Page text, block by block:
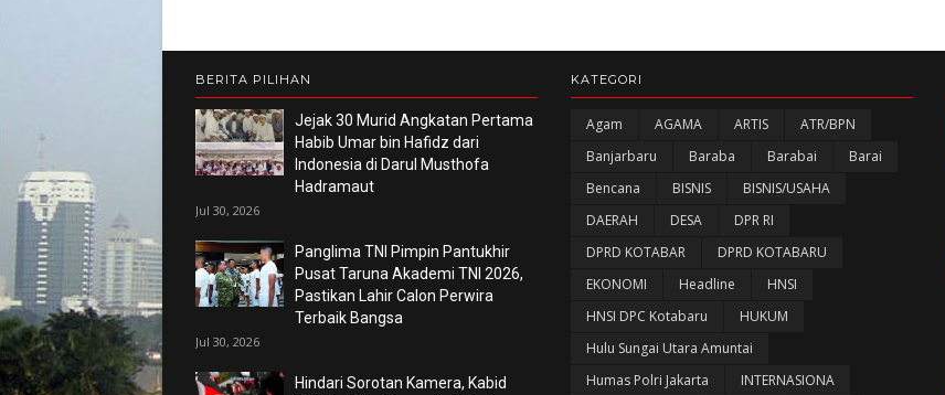
BERITA PILIHAN
Jejak 30 Murid Angkatan Pertama
Habib Umar bin Hafidz dari
Indonesia di Darul Musthofa
Hadramaut
Jul 30, 2026
Panglima TNI Pimpin Pantukhir
Pusat Taruna Akademi TNI 2026,
Pastikan Lahir Calon Perwira
Terbaik Bangsa
Jul 30, 2026
Hindari Sorotan Kamera, Kabid
KATEGORI
Agam AGAMA ARTIS
ATR/BPN
Banjarbaru
Baraba Barabai
Barai
Bencana
BISNIS
BISNIS/USAHA
DAERAH
DESA
DPR RI
DPRD KOTABAR
DPRD KOTABARU
EKONOMI
Headline
HNSI
HNSI DPC Kotabaru
HUKUM
Hulu Sungai Utara Amuntai
Humas Polri Jakarta
INTERNASIONA